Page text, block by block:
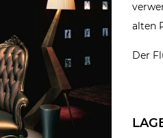
alten
Der